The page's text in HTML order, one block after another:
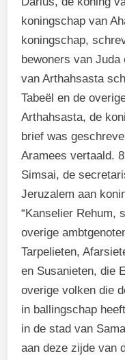
koningschap van
koningschap,
bewoners van
van Arthahsasta
Tabeël en de
Arthahsasta, de
brief was
Aramees vertaald.
Simsai, de
Jeruzalem aan
“Kanselier Rehum,
overige
Tarpelieten,
en Susanieten, die
overige volken die
in ballingschap
in de stad van
aan deze zijde van